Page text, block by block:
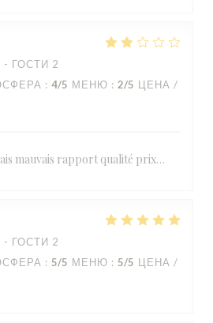
- ГОСТИ 2
: 4/5 МЕНЮ : 2/5 ЦЕНА /
mauvais rapport qualité prix…
- ГОСТИ 2
: 5/5 МЕНЮ : 5/5 ЦЕНА /